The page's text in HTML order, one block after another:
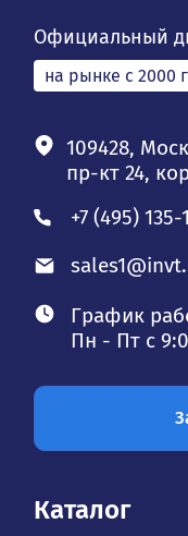
Официальный
на рынке с 2000
109428,
пр-кт 24,
+7 (495) 135-
График
Пн - Пт с
Каталог